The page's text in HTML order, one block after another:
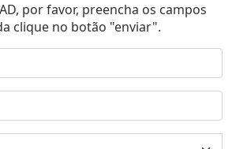
por favor, preencha os campos
clique no botão "enviar".